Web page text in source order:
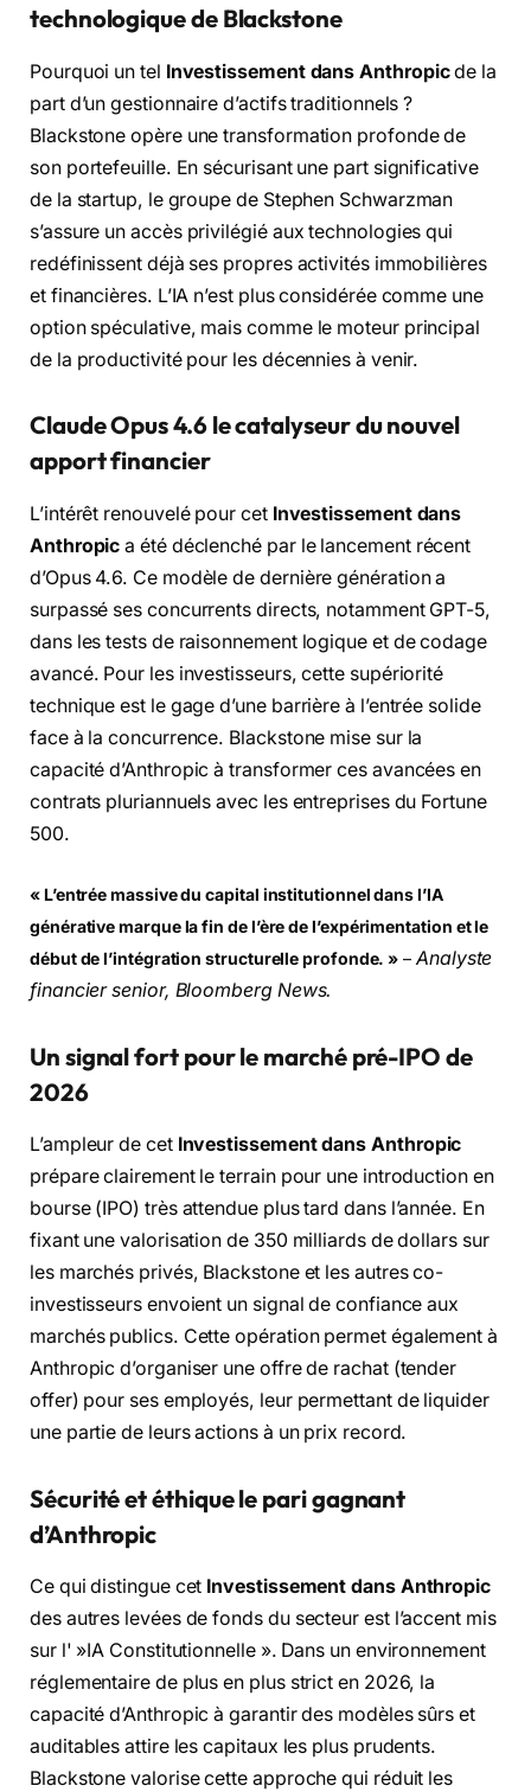
technologique de Blackstone
Pourquoi un tel Investissement dans Anthropicde la
part d’un gestionnaire d’actifs traditionnels ?
Blackstone opère une transformation profonde de
son portefeuille. En sécurisant une part significative
de la startup, le groupe de Stephen Schwarzman
s’assure un accès privilégié aux technologies qui
redéfinissent déjà ses propres activités immobilières
et financières. L’IA n’est plus considérée comme une
option spéculative, mais comme le moteur principal
de la productivité pour les décennies à venir.
Claude Opus 4.6 le catalyseur du nouvel
apport financier
L’intérêt renouvelé pour cet Investissement dans
Anthropic a été déclenché par le lancement récent
d’Opus 4.6. Ce modèle de dernière génération a
surpassé ses concurrents directs, notamment GPT-5,
dans les tests de raisonnement logique et de codage
avancé. Pour les investisseurs, cette supériorité
technique est le gage d’une barrière à l’entrée solide
face à la concurrence. Blackstone mise sur la
capacité d’Anthropic à transformer ces avancées en
contrats pluriannuels avec les entreprises du Fortune
500.
« L’entrée massive du capital institutionnel dans l’IA
générative marque la fin de l’ère de l’expérimentation et le
début de l’intégration structurelle profonde. » –Analyste
financier senior, Bloomberg News.
Un signal fort pour le marché pré-IPO de
2026
L’ampleur de cet Investissement dans Anthropic
prépare clairement le terrain pour une introduction en
bourse (IPO) très attendue plus tard dans l’année. En
fixant une valorisation de 350 milliards de dollars sur
les marchés privés, Blackstone et les autres co-
investisseurs envoient un signal de confiance aux
marchés publics. Cette opération permet également à
Anthropic d’organiser une offre de rachat (tender
offer) pour ses employés, leur permettant de liquider
une partie de leurs actions à un prix record.
Sécurité et éthique le pari gagnant
d’Anthropic
Ce qui distingue cet Investissement dans Anthropic
des autres levées de fonds du secteur est l’accent mis
sur l' »IA Constitutionnelle ». Dans un environnement
réglementaire de plus en plus strict en 2026, la
capacité d’Anthropic à garantir des modèles sûrs et
auditables attire les capitaux les plus prudents.
Blackstone valorise cette approche qui réduit les